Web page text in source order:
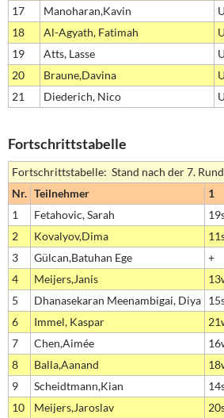
17
Manoharan,Kavin
18
Al-Agyath, Fatimah
19
Atts, Lasse
20
Braune,Davina
21
Diederich, Nico
Fortschrittstabelle
Fortschrittstabelle: Stand nach der 7.
Nr. Teilnehmer 1
1
Fetahovic, Sarah
2
Kovalyov,Dima
3
Gülcan,Batuhan Ege +
4
Meijers,Janis
5
Dhanasekaran Meenambigai, Diya
6
Immel, Kaspar
7
Chen,Aimée
8
Balla,Aanand
9
Scheidtmann,Kian
10
Meijers,Jaroslav